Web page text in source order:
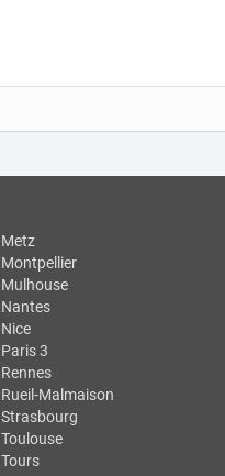
Metz
Montpellier
Mulhouse
Nantes
Nice
Paris 3
Rennes
Rueil-Malmaison
Strasbourg
Toulouse
Tours